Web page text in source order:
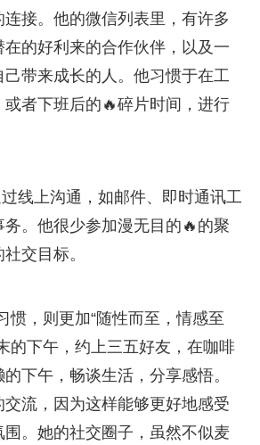
接。他的微信列表里，有许多
的好利来的合作伙伴，以及一
带来成长的人。他习惯于在工
者下班后的🔥碎片时间，进行
线上沟通，如邮件、即时通讯工
。他很少参加漫无目的🔥的聚
交目标。
惯，则更加“随性而至，情感至
的下午，约上三五好友，在咖啡
下午，畅谈生活，分享感悟。
流，因为这样能够更好地感受
。她的社交圈子，虽然不似麦